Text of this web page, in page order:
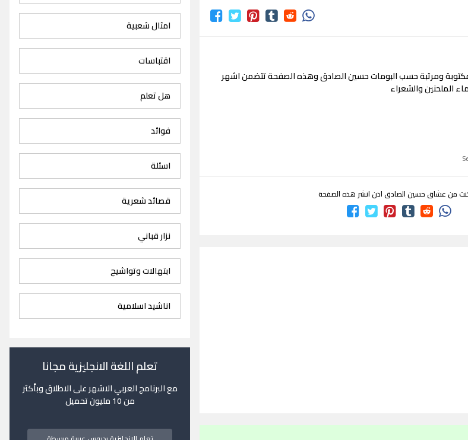
ومرتبة حسب البومات حسين الصادق وهذه الصفحة تتضمن اشهر
الملحنين والشعراء
من عشاق حسين الصادق اذن انشر هذه الصفحة
امثال شعبية
اقتباسات
هل تعلم
فوائد
اسئلة
قصائد شعرية
نزار قباني
ابتهالات وتواشيح
اناشيد اسلامية
تعلم اللغة الانجليزية مجانا
مع البرنامج العربي الاشهر على الاطلاق وبأكثر
من 10 مليون تحميل